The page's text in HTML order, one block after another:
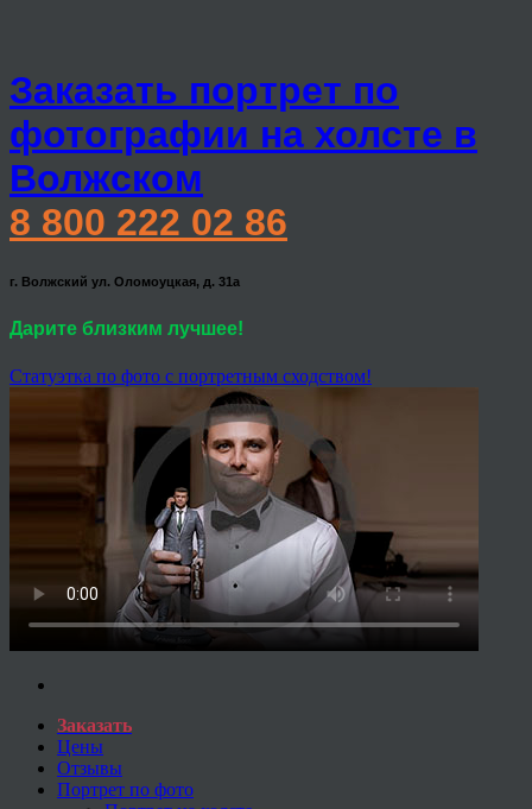
Заказать портрет по
фотографии на холсте в
Волжском
8 800 222 02 86
г. Волжский ул. Оломоуцкая, д. 31а
Дарите близким лучшее!
Статуэтка по фото с портретным сходством!
Заказать
Цены
Отзывы
Портрет по фото